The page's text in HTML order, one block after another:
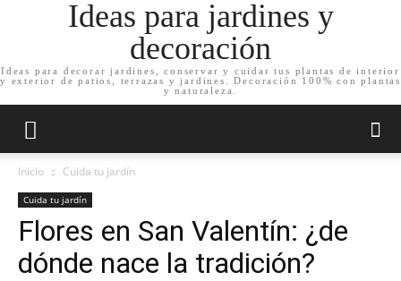
Ideas para jardines y
decoración
Ideas para decorar jardines, conservar y cuidar tus plantas de interior
y exterior de patios, terrazas y jardines. Decoración 100% con plantas
y naturaleza.
Inicio Cuida tu jardín
Cuida tu jardín
Flores en San Valentín: ¿de
dónde nace la tradición?